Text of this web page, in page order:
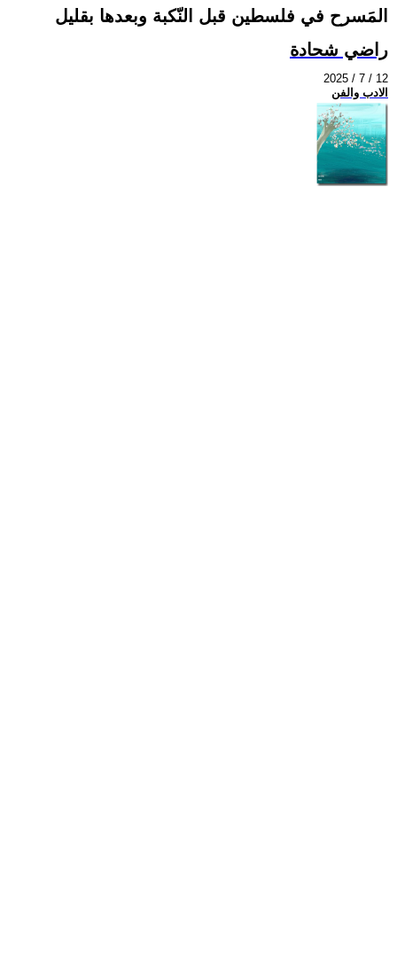
المَسرح في فلسطين قبل النّكبة وبعدها بقليل
راضي شحادة
2025 / 7 / 12
الادب والفن